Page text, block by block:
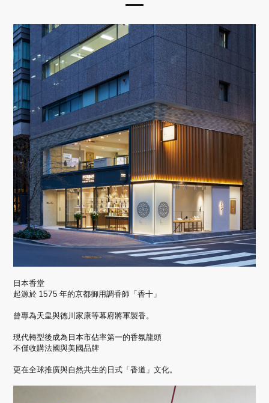
日本香堂
起源於 1575 年的京都御用調香師「香十」
曾專為天皇與德川家康等幕府將軍製香。
現代轉型後成為日本市佔率第一的香氛龍頭
不僅收購法國與美國品牌
更在全球推廣與自然共生的日式「香道」文化。